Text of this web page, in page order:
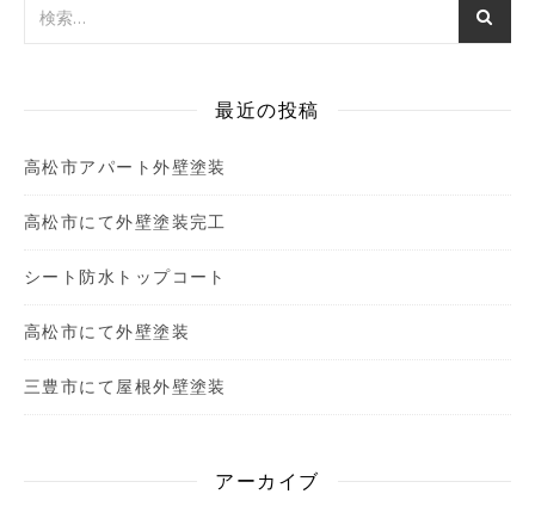
最近の投稿
高松市アパート外壁塗装
高松市にて外壁塗装完工
シート防水トップコート
高松市にて外壁塗装
三豊市にて屋根外壁塗装
アーカイブ